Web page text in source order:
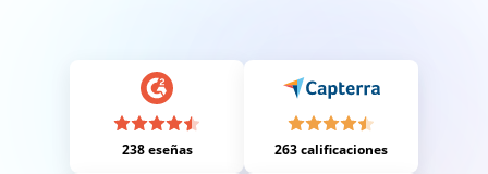
238 eseñas 263 calificaciones